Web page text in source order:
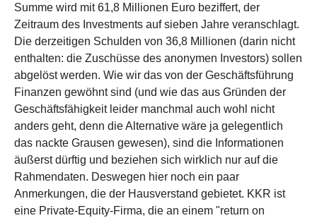
Summe wird mit 61,8 Millionen Euro beziffert, der
Zeitraum des Investments auf sieben Jahre veranschlagt.
Die derzeitigen Schulden von 36,8 Millionen (darin nicht
enthalten: die Zuschüsse des anonymen Investors) sollen
abgelöst werden. Wie wir das von der Geschäftsführung
Finanzen gewöhnt sind (und wie das aus Gründen der
Geschäftsfähigkeit leider manchmal auch wohl nicht
anders geht, denn die Alternative wäre ja gelegentlich
das nackte Grausen gewesen), sind die Informationen
äußerst dürftig und beziehen sich wirklich nur auf die
Rahmendaten. Deswegen hier noch ein paar
Anmerkungen, die der Hausverstand gebietet. KKR ist
eine Private-Equity-Firma, die an einem "return on